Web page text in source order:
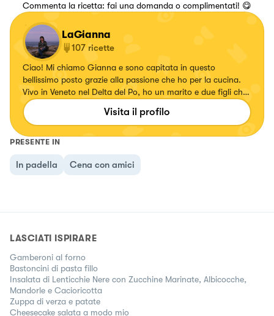
Commenta la ricetta: fai una domanda o complimentati! 😋
LaGianna
107 ricette
Ciao! Mi chiamo Gianna e sono capitata in questo
bellissimo posto grazie alla passione che ho per la cucina.
Vivo in Veneto nel Delta del Po, ho un marito e due figli che
sono i miei giudici a tavola e che apprezzano quello che
preparo loro. Inizia così questa inaspettata nuova
Visita il profilo
PRESENTE IN
In padella Cena con amici
LASCIATI ISPIRARE
Gamberoni al forno
Bastoncini di pasta fillo
Insalata di Lenticchie Nere con Zucchine Marinate, Albicocche,
Mandorle e Cacioricotta
Zuppa di verza e patate
Cheesecake salata a modo mio